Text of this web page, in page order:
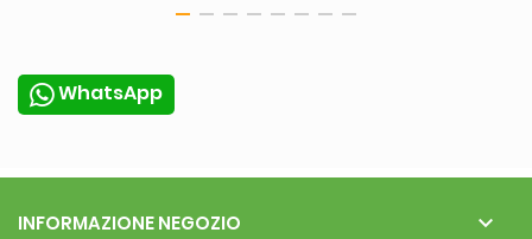
WhatsApp
INFORMAZIONE NEGOZIO 